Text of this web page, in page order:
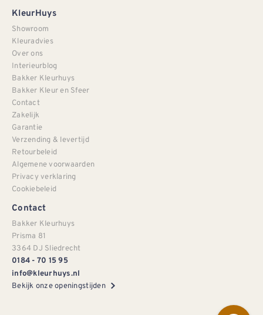
KleurHuys
Showroom
Kleuradvies
Over ons
Interieurblog
Bakker Kleurhuys
Bakker Kleur en Sfeer
Contact
Zakelijk
Garantie
Verzending & levertijd
Retourbeleid
Algemene voorwaarden
Privacy verklaring
Cookiebeleid
Contact
Bakker Kleurhuys
Prisma 81
3364 DJ Sliedrecht
0184 - 70 15 95
info@kleurhuys.nl
Bekijk onze openingstijden